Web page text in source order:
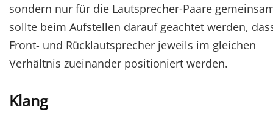
sondern nur für die Lautsprecher-Paare
sollte beim Aufstellen darauf geachtet werden,
Front- und Rücklautsprecher jeweils im gleichen
Verhältnis zueinander positioniert werden.
Klang